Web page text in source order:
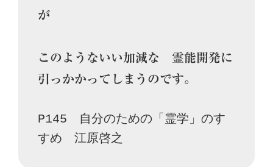
が
このようないい加減な　霊能開発に
引っかかってしまうのです。
P145　自分のための「霊学」のす
すめ　江原啓之